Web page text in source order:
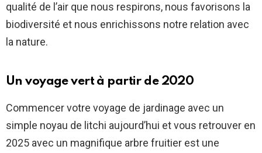
qualité de l’air que nous respirons, nous favorisons la
biodiversité et nous enrichissons notre relation avec
la nature.
Un voyage vert à partir de 2020
Commencer votre voyage de jardinage avec un
simple noyau de litchi aujourd’hui et vous retrouver en
2025 avec un magnifique arbre fruitier est une